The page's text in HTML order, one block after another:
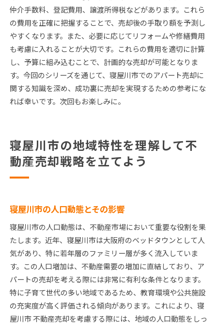
仲介手数料、登記費用、譲渡所得税などがあります。これら
の費用を正確に把握することで、売却後の手取り額を予測し
やすくなります。また、必要に応じてリフォームや修繕費用
も考慮に入れることが大切です。これらの費用を適切に計算
し、予算に組み込むことで、計画的な売却が可能となりま
す。今回のシリーズを通じて、寝屋川市でのアパート売却に
関する知識を深め、成功裏に売却を実現するための参考にな
れば幸いです。次回もお楽しみに。
寝屋川市の地域特性を理解して不
動産売却戦略を立てよう
寝屋川市の人口動態とその影響
寝屋川市の人口動態は、不動産市場において重要な役割を果
たします。近年、寝屋川市は大阪府のベッドタウンとして人
気があり、特に若年層のファミリー層が多く流入していま
す。この人口増加は、不動産需要の増加に直結しており、ア
パートの売却を考える際には非常に有利な条件となります。
特に子育て世代の多い地域であるため、教育環境や公共施設
の充実度が高く評価される傾向があります。これにより、寝
屋川市 不動産売却を考慮する際には、地域の人口動態をしっ